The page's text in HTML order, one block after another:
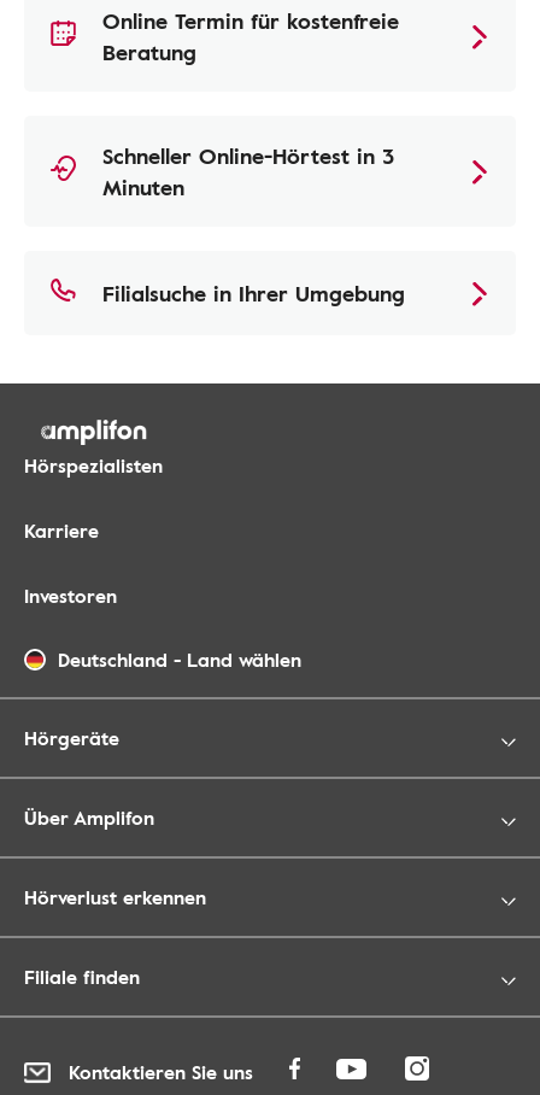
Online Termin für kostenfreie
Beratung
Schneller Online-Hörtest in 3
Minuten
Filialsuche in Ihrer Umgebung
Hörspezialisten
Karriere
Investoren
Deutschland - Land wählen
Hörgeräte
Über Amplifon
Hörverlust erkennen
Filiale finden
Kontaktieren Sie uns